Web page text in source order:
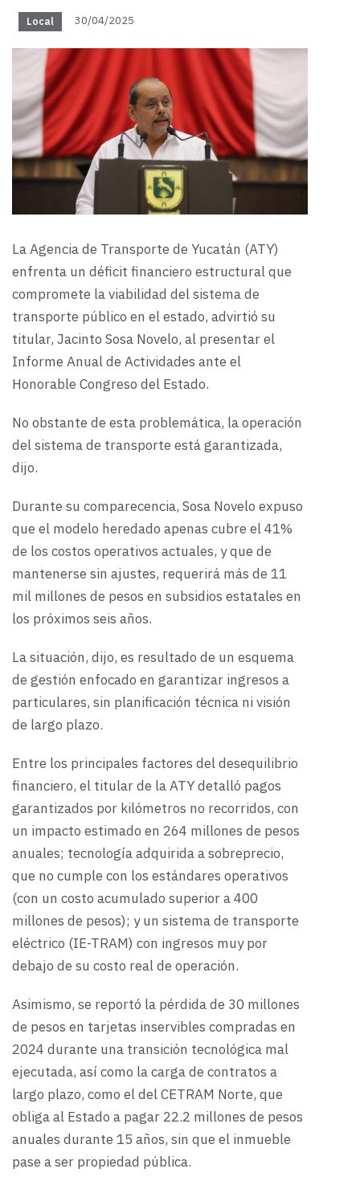
Local 30/04/2025
La Agencia de Transporte de Yucatán (ATY)
enfrenta un déficit financiero estructural que
compromete la viabilidad del sistema de
transporte público en el estado, advirtió su
titular, Jacinto Sosa Novelo, al presentar el
Informe Anual de Actividades ante el
Honorable Congreso del Estado.
No obstante de esta problemática, la operación
del sistema de transporte está garantizada,
dijo.
Durante su comparecencia, Sosa Novelo expuso
que el modelo heredado apenas cubre el 41%
de los costos operativos actuales, y que de
mantenerse sin ajustes, requerirá más de 11
mil millones de pesos en subsidios estatales en
los próximos seis años.
La situación, dijo, es resultado de un esquema
de gestión enfocado en garantizar ingresos a
particulares, sin planificación técnica ni visión
de largo plazo.
Entre los principales factores del desequilibrio
financiero, el titular de la ATY detalló pagos
garantizados por kilómetros no recorridos, con
un impacto estimado en 264 millones de pesos
anuales; tecnología adquirida a sobreprecio,
que no cumple con los estándares operativos
(con un costo acumulado superior a 400
millones de pesos); y un sistema de transporte
eléctrico (IE-TRAM) con ingresos muy por
debajo de su costo real de operación.
Asimismo, se reportó la pérdida de 30 millones
de pesos en tarjetas inservibles compradas en
2024 durante una transición tecnológica mal
ejecutada, así como la carga de contratos a
largo plazo, como el del CETRAM Norte, que
obliga al Estado a pagar 22.2 millones de pesos
anuales durante 15 años, sin que el inmueble
pase a ser propiedad pública.